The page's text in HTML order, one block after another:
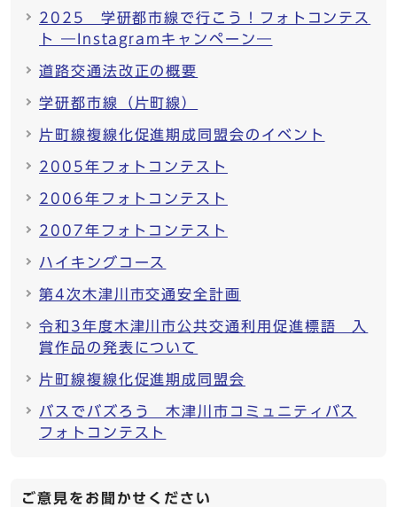
2025 学研都市線で行こう！フォトコンテス
ト ―Instagramキャンペーン―
道路交通法改正の概要
学研都市線（片町線）
片町線複線化促進期成同盟会のイベント
2005年フォトコンテスト
2006年フォトコンテスト
2007年フォトコンテスト
ハイキングコース
第4次木津川市交通安全計画
令和3年度木津川市公共交通利用促進標語 入
賞作品の発表について
片町線複線化促進期成同盟会
バスでバズろう 木津川市コミュニティバス
フォトコンテスト
ご意見をお聞かせください